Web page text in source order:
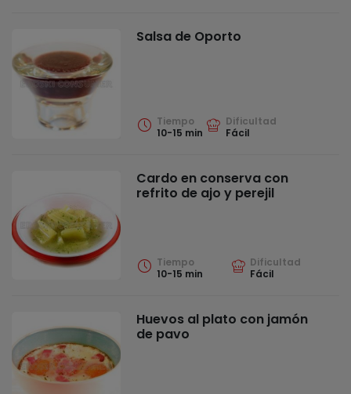
Salsa de Oporto
Tiempo
10-15 min
Dificultad
Fácil
Cardo en conserva con
refrito de ajo y perejil
Tiempo
10-15 min
Dificultad
Fácil
Huevos al plato con jamón
de pavo